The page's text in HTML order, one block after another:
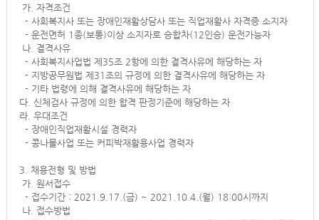
가. 자격조건
- 사회복지사 또는 장애인재활상담사 또는 직업재활사 자격증 소지자
- 운전면허 1종(보통)이상 소지자로 승합차(12인승) 운전가능자
나. 결격사유
- 사회복지사업법 제35조 2항에 의한 결격사유에 해당하는 자
- 지방공무원법 제31조의 규정에 의한 결격사유에 해당하는 자
- 기타 법령에 의해 결격사유에 해당하는 자
다. 신체검사 규정에 의한 합격 판정기준에 해당하는 자
라. 우대조건
- 장애인직업재활시설 경력자
- 콩나물사업 또는 커피박재활용사업 경력자
3. 채용전형 및 방법
가. 원서접수
- 접수기간 : 2021.9.17.(금) ~ 2021.10.4.(월) 18:00시까지
나. 접수방법